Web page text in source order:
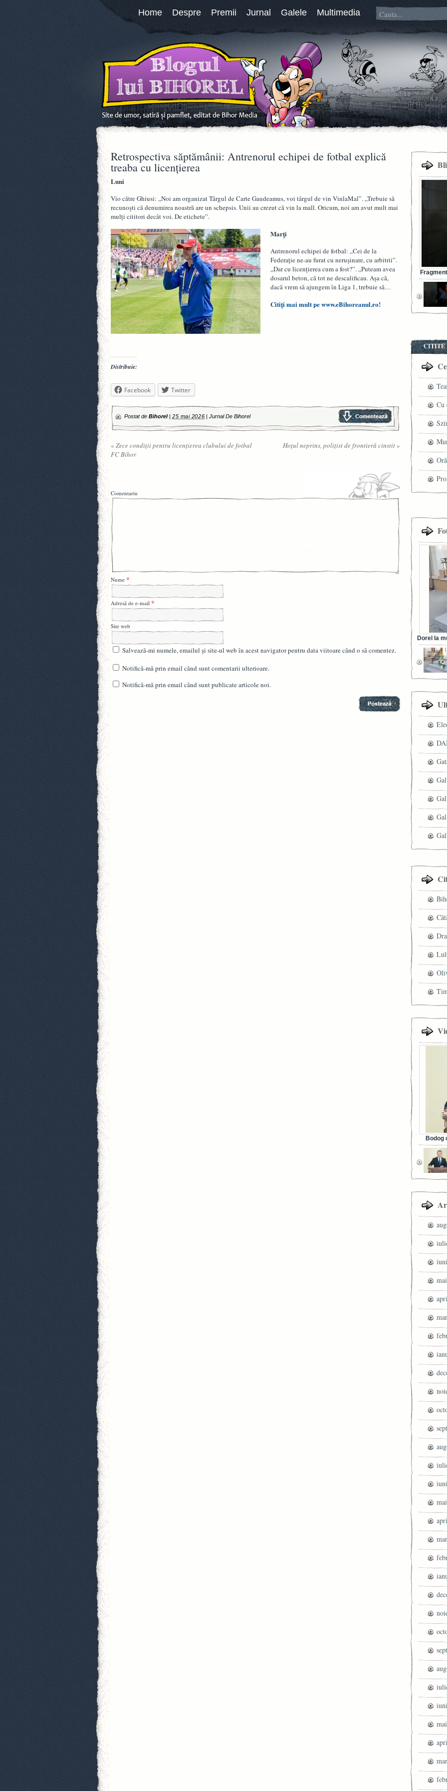
Home Despre Premii Jurnal Galele Multimedia
Retrospectiva săptămânii: Antrenorul echipei de fotbal explică
treaba cu licențierea
Luni
Vio către Ghiusi: „Noi am organizat Târgul de Carte Gaudeamus, voi târgul de vin VinlaMal”. „Trebuie să
recunoști că denumirea noastră are un schepsis. Unii au crezut că vin la mall. Oricum, noi am avut mult mai
mulți cititori decât voi. De etichete”.
Marți
Antrenorul echipei de fotbal: „Cei de la
Federație ne-au furat cu nerușinare, cu arbitrii”.
„Dar cu licențierea cum a fost?”. „Puteam avea
dosarul beton, că tot ne descalificau. Așa că,
dacă vrem să ajungem în Liga 1, trebuie să…
Citiți mai mult pe www.eBihoreanul.ro!
Distribuie:
Facebook Twitter
Postat de Bihorel| 25 mai 2026 |Jurnal De Bihorel
« Zece condiții pentru licențierea clubului de fotbal
FC Bihor
Hoțul neprins, polițist de frontieră cinstit»
Comentariu
Nume *
Adresă de e-mail *
Site web
Salvează-mi numele, emailul și site-ul web în acest navigator pentru data viitoare când o să comentez.
Notifică-mă prin email când sunt comentarii ulterioare.
Notifică-mă prin email când sunt publicate articole noi.
CITITE
Cu
Dorel la
din
Bodog